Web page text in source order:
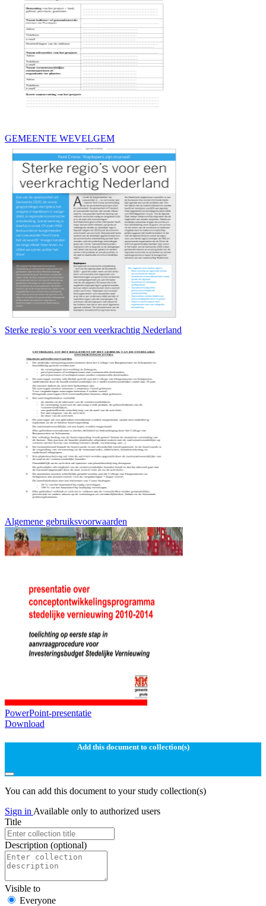
GEMEENTE WEVELGEM
Sterke regio`s voor een veerkrachtig Nederland
Algemene gebruiksvoorwaarden
PowerPoint-presentatie
Download
Add this document to collection(s)
You can add this document to your study collection(s)
Sign in Available only to authorized users
Title
Description (optional)
Visible to
Everyone